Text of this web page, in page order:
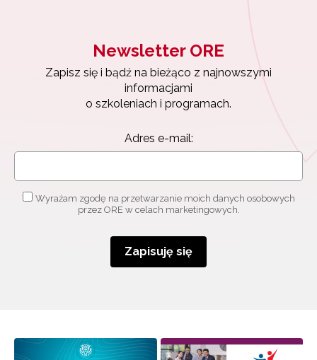
Newsletter ORE
Zapisz się i bądź na bieżąco z najnowszymi
informacjami
o szkoleniach i programach.
Adres e-mail:
Wyrażam zgodę na przetwarzanie moich danych osobowych
przez ORE w celach marketingowych.
Zapisuję się